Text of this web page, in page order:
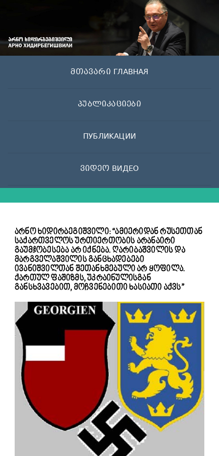
მთავარი ГЛАВНАЯ
პუბლიკაციები
ПУБЛИКАЦИИ
ვიდეო ВИДЕО
არნო ხიდირბეგიშვილი: “ამიერიდან რუსეთთან
საქართველოს ურთიერთობის არანაირი
გაუმჯობესება არ იქნება. ღარიბაშვილის და
მარგველაშვილის განცხადებები
ივანიშვილთან შეთანხმებული არ ყოფილა.
ქართულ ფაშიზმს, უკრაინულისგან
განსხვავებით, მოჩვენებითი ხასიათი აქვს”